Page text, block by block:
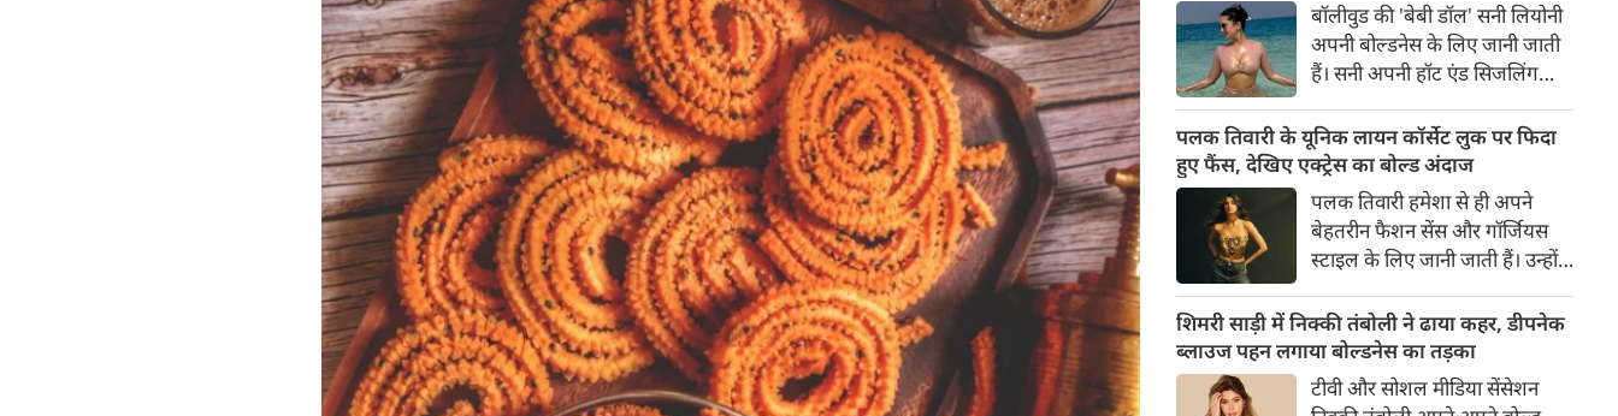
बॉलीवुड की 'बेबी डॉल' सनी लियोनी
अपनी बोल्डनेस के लिए जानी जाती
हैं। सनी अपनी हॉट एंड सिजलिंग
रहती हैं। फैंस सनी लियोनी की तस्वीरों
का बेसब्री से इंतजार करते हैं। इस बार
सनी लियोनी ने मालदीव वेकेशन से
अपनी कुछ बोल्ड तस्वीरें शेयर की है।
पलक तिवारी के यूनिक लायन कॉर्सेट लुक पर फिदा
हुए फैंस, देखिए एक्ट्रेस का बोल्ड अंदाज
पलक तिवारी हमेशा से ही अपने
बेहतरीन फैशन सेंस और गॉर्जियस
स्टाइल के लिए जानी जाती हैं। उन्होंने
फिर फैंस का दिल जीत लिया है।
पलक ने एक बेहद यूनीक और
स्टाइलिश गोल्डन कॉर्सेट टॉप में
अपनी कुछ तस्वीरें शेयर की है।
शिमरी साड़ी में निक्की तंबोली ने ढाया कहर, डीपनेक
ब्लाउज पहन लगाया बोल्डनेस का तड़का
टीवी और सोशल मीडिया सेंसेशन